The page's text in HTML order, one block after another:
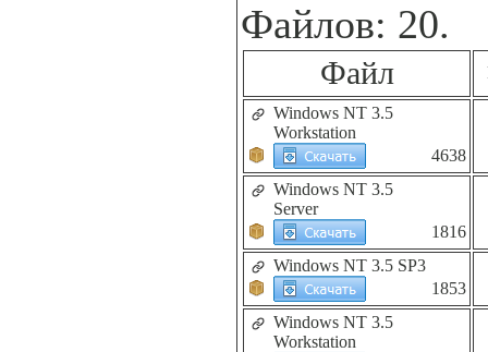
Файлов: 20.
Файл
Windows NT 3.5
Workstation
4638
Windows NT 3.5
Server
1816
Windows NT 3.5 SP3
1853
Windows NT 3.5
Workstation